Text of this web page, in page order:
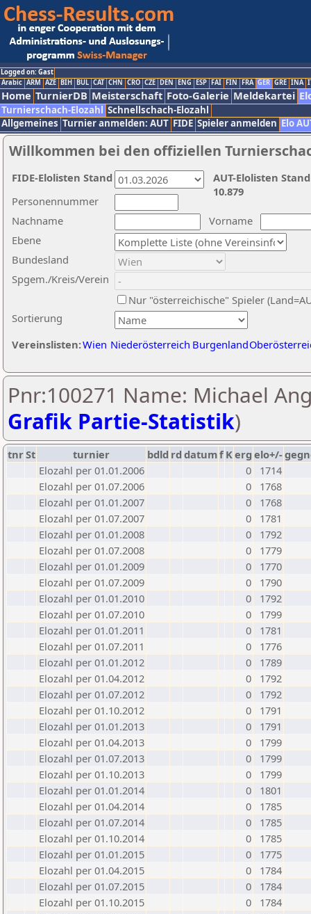
Logged on: Gast
Arabic ARM AZE BIH BUL CAT CHN CRO CZE DEN ENG ESP FAI FIN FRA GER GRE INA
Home TurnierDB Meisterschaft Foto-Galerie Meldekartei
Turnierschach-Elozahl Schnellschach-Elozahl
Allgemeines Turnier anmelden: AUT FIDE Spieler anmelden Elo
Willkommen bei den offiziellen
Nachname
Vorname
Ebene
Sortierung
Personennummer
Bundesland
Spgem./Kreis/Verein
Nur "österreichische" Spieler
Vereinslisten:Wien Niederösterreich Burgenland
AUT-Elolisten
10.879
FIDE-Elolisten Stand
Pnr:100271 Name: Michael
Grafik Partie-Statistik)
tnrSt turnier bdld rd datumf Kerg elo+/-
Elozahl per 01.01.2006
0
1714
Elozahl per 01.07.2006
0
1768
Elozahl per 01.01.2007
0
1768
Elozahl per 01.07.2007
0
1781
Elozahl per 01.01.2008
0
1792
Elozahl per 01.07.2008
0
1779
Elozahl per 01.01.2009
0
1770
Elozahl per 01.07.2009
0
1790
Elozahl per 01.01.2010
0
1792
Elozahl per 01.07.2010
0
1799
Elozahl per 01.01.2011
0
1781
Elozahl per 01.07.2011
0
1776
Elozahl per 01.01.2012
0
1789
Elozahl per 01.04.2012
0
1792
Elozahl per 01.07.2012
0
1792
Elozahl per 01.10.2012
0
1791
Elozahl per 01.01.2013
0
1791
Elozahl per 01.04.2013
0
1799
Elozahl per 01.07.2013
0
1799
Elozahl per 01.10.2013
0
1799
Elozahl per 01.01.2014
0
1801
Elozahl per 01.04.2014
0
1785
Elozahl per 01.07.2014
0
1785
Elozahl per 01.10.2014
0
1785
Elozahl per 01.01.2015
0
1775
Elozahl per 01.04.2015
0
1784
Elozahl per 01.07.2015
0
1784
Elozahl per 01.10.2015
0
1784